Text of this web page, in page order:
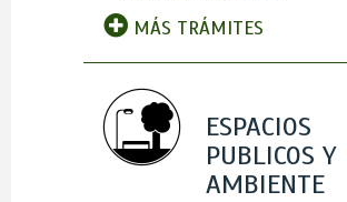
MÁS TRÁMITES
ESPACIOS
PUBLICOS Y
AMBIENTE